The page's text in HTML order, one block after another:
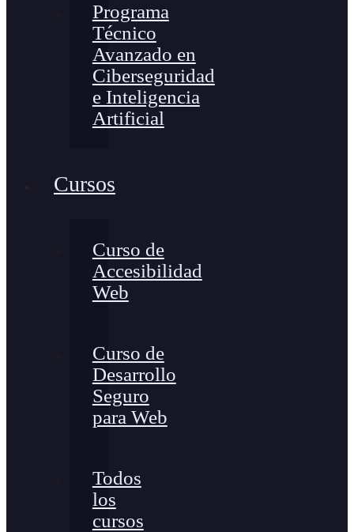
Programa
Técnico
Avanzado en
Ciberseguridad
e Inteligencia
Artificial
Cursos
Curso de
Accesibilidad
Web
Curso de
Desarrollo
Seguro
para Web
Todos
los
cursos